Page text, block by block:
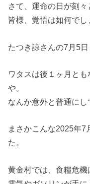
さて、運命の日が刻々
皆様、覚悟は如何でし
たつき諒さんの7月5日
ワタスは後１ヶ月と
や。
なんか意外と普通にし
まさかこんな2025年7
た。
黄金村では、食糧危機